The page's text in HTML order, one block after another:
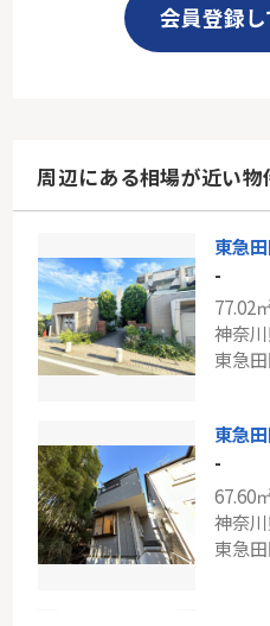
会員登録
周辺にある相場が近い物
-
77.02
神奈
-
67.60
神奈